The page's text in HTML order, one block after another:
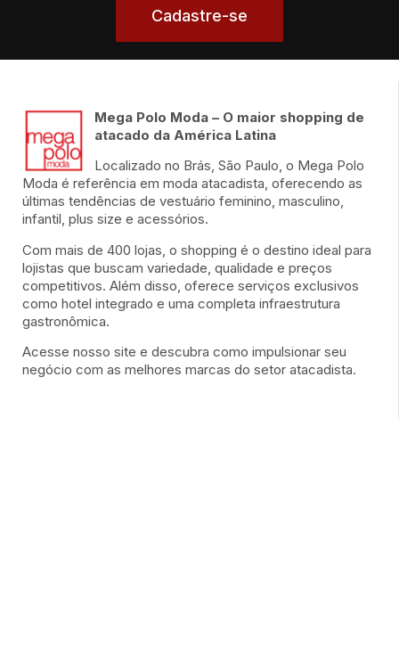
Cadastre-se
Mega Polo Moda – O maior shopping de
atacado da América Latina
Localizado no Brás, São Paulo, o Mega Polo
Moda é referência em moda atacadista, oferecendo as
últimas tendências de vestuário feminino, masculino,
infantil, plus size e acessórios.
Com mais de 400 lojas, o shopping é o destino ideal para
lojistas que buscam variedade, qualidade e preços
competitivos. Além disso, oferece serviços exclusivos
como hotel integrado e uma completa infraestrutura
gastronômica.
Acesse nosso site e descubra como impulsionar seu
negócio com as melhores marcas do setor atacadista.